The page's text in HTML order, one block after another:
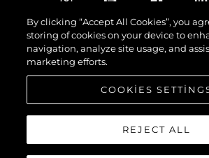
© 2026 Sunseeker London Group.Her hakkı saklıdır.
By clicking “Accept All Cookies”, you
storing of cookies on your device to
navigation, analyze site usage, and
marketing efforts.
COOKIES
REJECT ALL